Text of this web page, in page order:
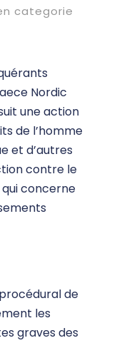
categorie
Nordic
une action
de l’homme
et d’autres
contre le
concerne
de
les
graves des